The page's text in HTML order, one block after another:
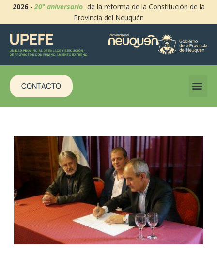
2026-20° aniversario de la reforma de la Constitución de la
Provincia del Neuquén
CONTACTO